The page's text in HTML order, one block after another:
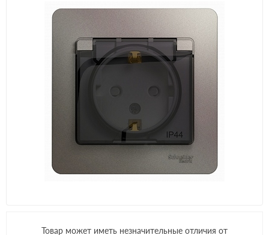
Товар может иметь незначительные отличия от